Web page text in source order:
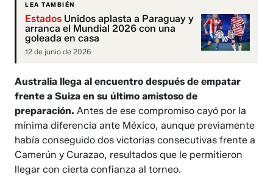
LEA TAMBIÉN
Estados Unidos aplasta a Paraguay y
arranca el Mundial 2026 con una
goleada en casa
12 de junio de 2026
Australia llega al encuentro después de empatar
frente a Suiza en su último amistoso de
preparación.Antes de ese compromiso cayó por la
mínima diferencia ante México, aunque previamente
había conseguido dos victorias consecutivas frente a
Camerún y Curazao, resultados que le permitieron
llegar con cierta confianza al torneo.